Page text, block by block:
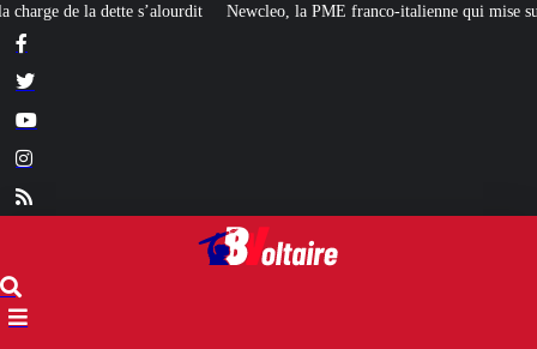
la PME franco-italienne qui mise sur l’avenir du « mini nucléaire »